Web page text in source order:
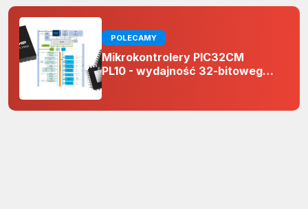
POLECAMY
Mikrokontrolery PIC32CM
PL10 - wydajność 32-bitowego
projektach 5 V